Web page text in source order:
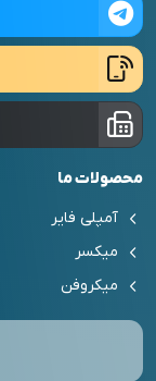
محصولات ما
آمپلی فایر
میکسر
میکروفن